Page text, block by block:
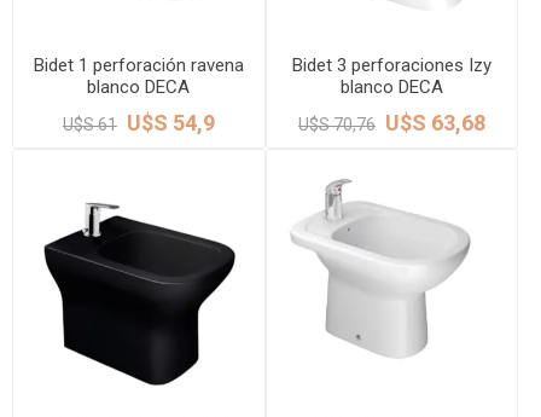
Bidet 1 perforación ravena
blanco DECA
U$S 61 U$S 54,9
Bidet 3 perforaciones Izy
blanco DECA
U$S 70,76 U$S 63,68